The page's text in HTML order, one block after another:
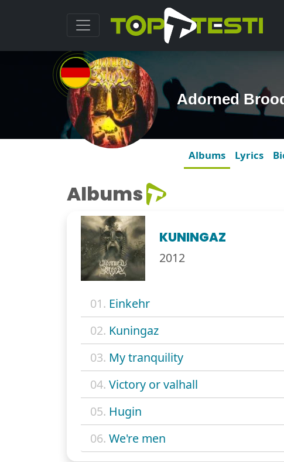
Adorned
Albums Lyrics
Albums
KUNINGAZ
2012
01. Einkehr
02. Kuningaz
03. My tranquility
04. Victory or valhall
05. Hugin
06. We're men